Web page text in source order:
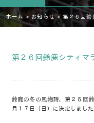
ホーム > お知らせ > 第２６回
第２６回鈴鹿シティマ
鈴鹿の冬の風物詩，第２６回
月１７日（日）に決定しました